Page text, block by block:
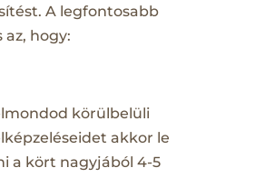
A legfontosabb
hogy:
körülbelüli
akkor le
a kört nagyjából 4-5